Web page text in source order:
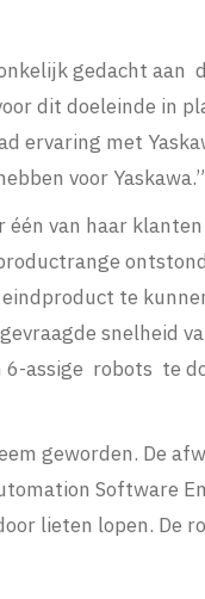
gedacht aan
dit doeleinde in
ervaring met
voor Yaskawa.”
van haar
te
snelheid
6-assige robots te
geworden. De
Software
lieten lopen. De